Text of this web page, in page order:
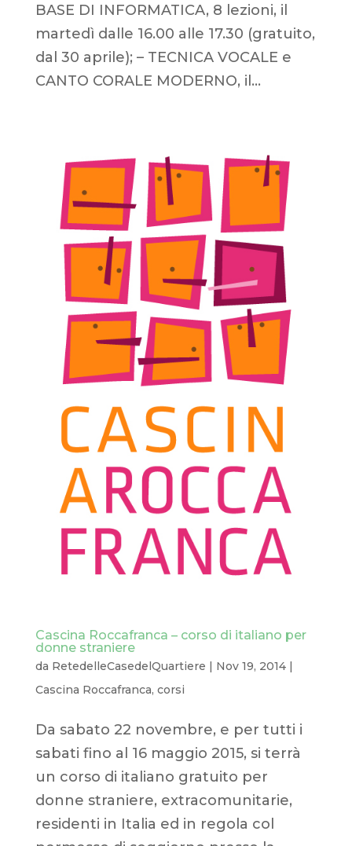
BASE DI INFORMATICA, 8 lezioni, il
martedì dalle 16.00 alle 17.30 (gratuito,
dal 30 aprile); – TECNICA VOCALE e
CANTO CORALE MODERNO, il...
Cascina Roccafranca – corso di italiano per
donne straniere
da RetedelleCasedelQuartiere Nov 19, 2014|
Cascina Roccafranca, corsi
Da sabato 22 novembre, e per tutti i
sabati fino al 16 maggio 2015, si terrà
un corso di italiano gratuito per
donne straniere, extracomunitarie,
residenti in Italia ed in regola col